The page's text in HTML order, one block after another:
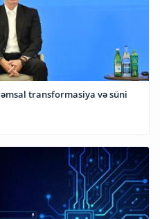
transformasiya və süni